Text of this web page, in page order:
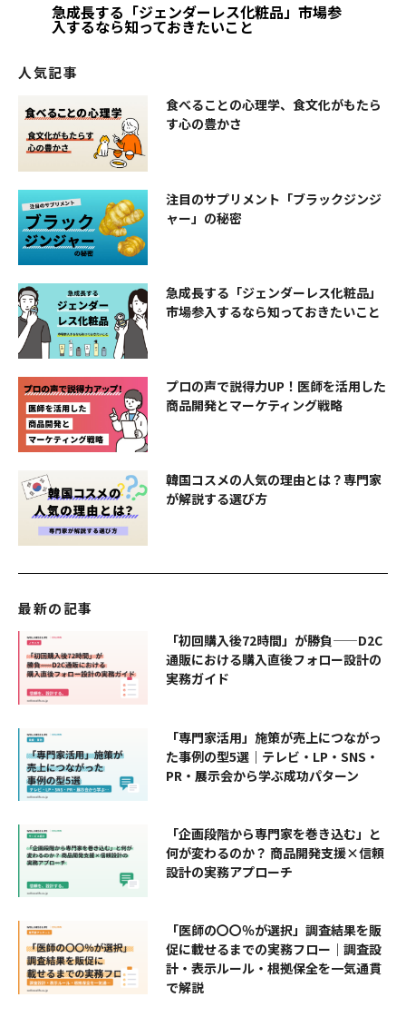
急成長する「ジェンダーレス化粧品」市場参
入するなら知っておきたいこと
人気記事
食べることの心理学、食文化がもたら
す心の豊かさ
注目のサプリメント「ブラックジンジ
ャー」の秘密
急成長する「ジェンダーレス化粧品」
市場参入するなら知っておきたいこと
プロの声で説得力UP！医師を活用した
商品開発とマーケティング戦略
韓国コスメの人気の理由とは？専門家
が解説する選び方
最新の記事
「初回購入後72時間」が勝負——D2C
通販における購入直後フォロー設計の
実務ガイド
「専門家活用」施策が売上につながっ
た事例の型5選｜テレビ・LP・SNS・
PR・展示会から学ぶ成功パターン
「企画段階から専門家を巻き込む」と
何が変わるのか？ 商品開発支援×信頼
設計の実務アプローチ
「医師の〇〇％が選択」調査結果を販
促に載せるまでの実務フロー｜調査設
計・表示ルール・根拠保全を一気通貫
で解説